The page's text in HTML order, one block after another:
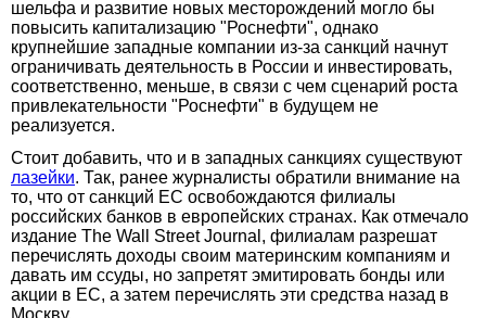
шельфа и развитие новых месторождений могло бы
повысить капитализацию "Роснефти", однако
крупнейшие западные компании из-за санкций начнут
ограничивать деятельность в России и инвестировать,
соответственно, меньше, в связи с чем сценарий роста
привлекательности "Роснефти" в будущем не
реализуется.
Стоит добавить, что и в западных санкциях существуют
лазейки. Так, ранее журналисты обратили внимание на
то, что от санкций ЕС освобождаются филиалы
российских банков в европейских странах. Как отмечало
издание The Wall Street Journal, филиалам разрешат
перечислять доходы своим материнским компаниям и
давать им ссуды, но запретят эмитировать бонды или
акции в ЕС, а затем перечислять эти средства назад в
Москву.